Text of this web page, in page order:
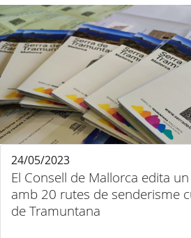
El Consell de Mallorca edita
amb 20 rutes de senderisme
de Tramuntana
24/05/2023